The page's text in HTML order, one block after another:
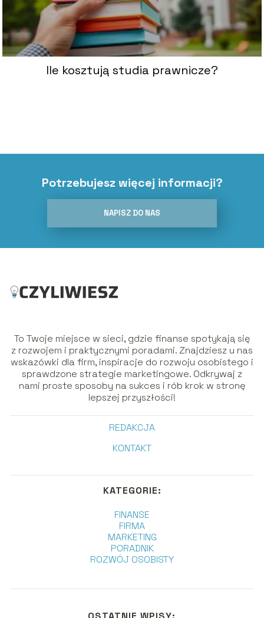
Ile kosztują studia prawnicze?
Potrzebujesz więcej informacji?
NAPISZ DO NAS
To Twoje miejsce w sieci, gdzie finanse spotykają się
z rozwojem i praktycznymi poradami. Znajdziesz u nas
wskazówki dla firm, inspiracje do rozwoju osobistego i
sprawdzone strategie marketingowe. Odkrywaj z
nami proste sposoby na sukces i rób krok w stronę
lepszej przyszłości!
REDAKCJA
KONTAKT
KATEGORIE:
FINANSE
FIRMA
MARKETING
PORADNIK
ROZWÓJ OSOBISTY